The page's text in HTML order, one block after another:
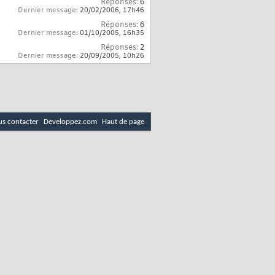
Réponses:6
Dernier message: 20/02/2006, 17h46
Réponses:6
Dernier message: 01/10/2005, 16h35
Réponses: 2
Dernier message: 20/09/2005, 10h26
contacter Developpez.com Haut de page